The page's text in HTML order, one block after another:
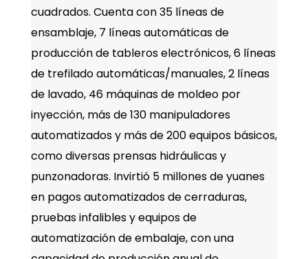
cuadrados. Cuenta con 35 líneas de
ensamblaje, 7 líneas automáticas de
producción de tableros electrónicos, 6 líneas
de trefilado automáticas/manuales, 2 líneas
de lavado, 46 máquinas de moldeo por
inyección, más de 130 manipuladores
automatizados y más de 200 equipos básicos,
como diversas prensas hidráulicas y
punzonadoras. Invirtió 5 millones de yuanes
en pagos automatizados de cerraduras,
pruebas infalibles y equipos de
automatización de embalaje, con una